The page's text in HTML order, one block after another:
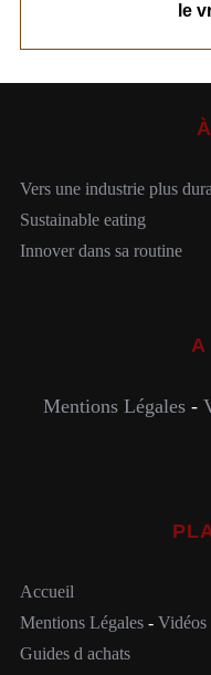
le
Vers une industrie plus
Sustainable eating
Innover dans sa routine
A
Mentions Légales-
Accueil
Mentions Légales- Vidéos
Guides d achats